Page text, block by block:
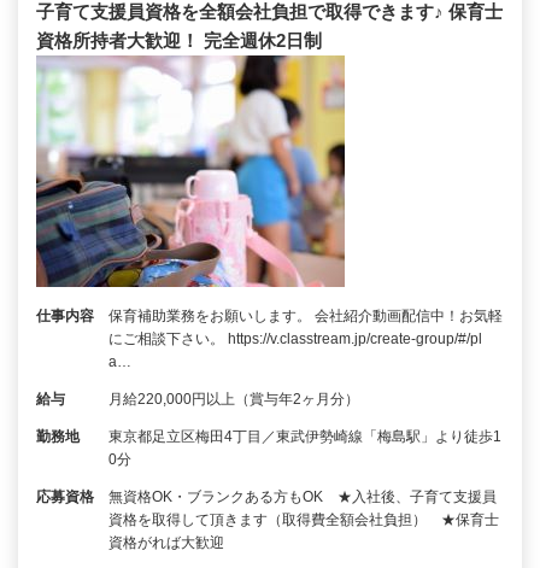
子育て支援員資格を全額会社負担で取得できます♪ 保育士
資格所持者大歓迎！ 完全週休2日制
仕事内容
保育補助業務をお願いします。 会社紹介動画配信中！お気軽
にご相談下さい。 https://v.classtream.jp/create-group/#/pl
a…
給与 月給220,000円以上（賞与年2ヶ月分）
勤務地
東京都足立区梅田4丁目／東武伊勢崎線「梅島駅」より徒歩1
0分
応募資格
無資格OK・ブランクある方もOK ★入社後、子育て支援員
資格を取得して頂きます（取得費全額会社負担） ★保育士
資格がれば大歓迎